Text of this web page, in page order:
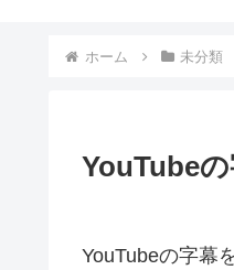
ホーム 未分類
YouTube
YouTubeの字幕